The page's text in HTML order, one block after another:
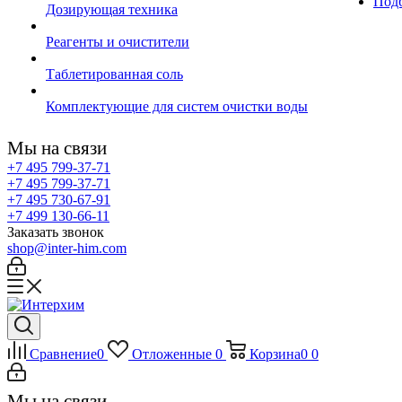
Дозирующая техника
Реагенты и очистители
Таблетированная соль
Комплектующие для систем очистки воды
Мы на связи
+7 495 799-37-71
+7 495 799-37-71
+7 495 730-67-91
+7 499 130-66-11
Заказать звонок
shop@inter-him.com
Сравнение0 Отложенные 0 Корзина0 0